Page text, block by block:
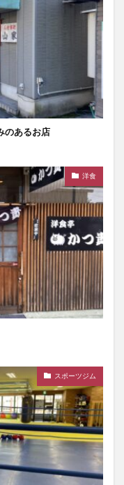
のあるお店
洋食
スポーツジム